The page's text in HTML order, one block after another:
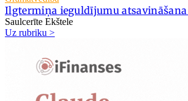
Ilgtermiņa ieguldījumu atsavināšana
Saulcerīte Ekštele
Uz rubriku >